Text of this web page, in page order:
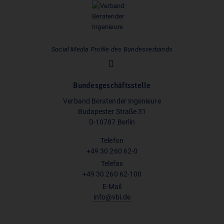
Social Media Profile des Bundesverbands
Bundesgeschäftsstelle
Verband Beratender Ingenieure
Budapester Straße 31
D-10787 Berlin
Telefon
+49 30 260 62-0
Telefax
+49 30 260 62-100
E-Mail
info@vbi.de